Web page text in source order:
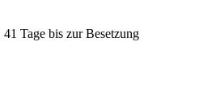
Tage bis zur Besetzung